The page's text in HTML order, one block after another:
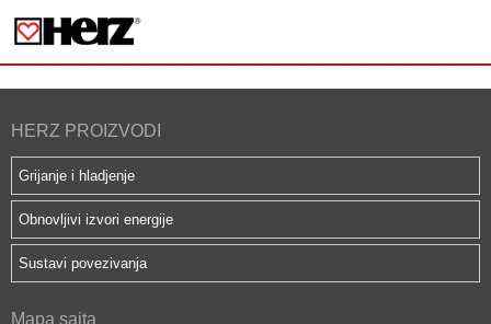
HERZ PROIZVODI
Grijanje i hladjenje
Obnovljivi izvori energije
Sustavi povezivanja
Mapa sajta